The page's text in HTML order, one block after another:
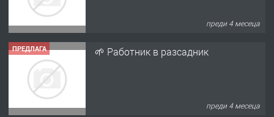
преди 4 месеца
ПРЕДЛАГА 🌱 Работник в разсадник
преди 4 месеца